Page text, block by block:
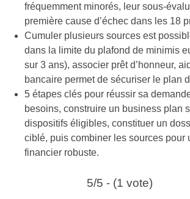
fréquemment minorés, leur sous-
première cause d’échec dans les 18
Cumuler plusieurs sources est
dans la limite du plafond de minimis
sur 3 ans), associer prêt d’honneur,
bancaire permet de sécuriser le plan
5 étapes clés pour réussir sa
besoins, construire un business plan
dispositifs éligibles, constituer un
ciblé, puis combiner les sources pour
financier robuste.
5/5 - (1 vote)